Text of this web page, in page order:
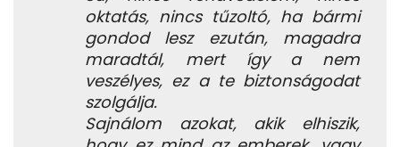
oktatás, nincs tűzoltó, ha bármi
gondod lesz ezután, magadra
maradtál, mert így a nem
veszélyes, ez a te biztonságodat
szolgálja.
Sajnálom azokat, akik elhiszik,